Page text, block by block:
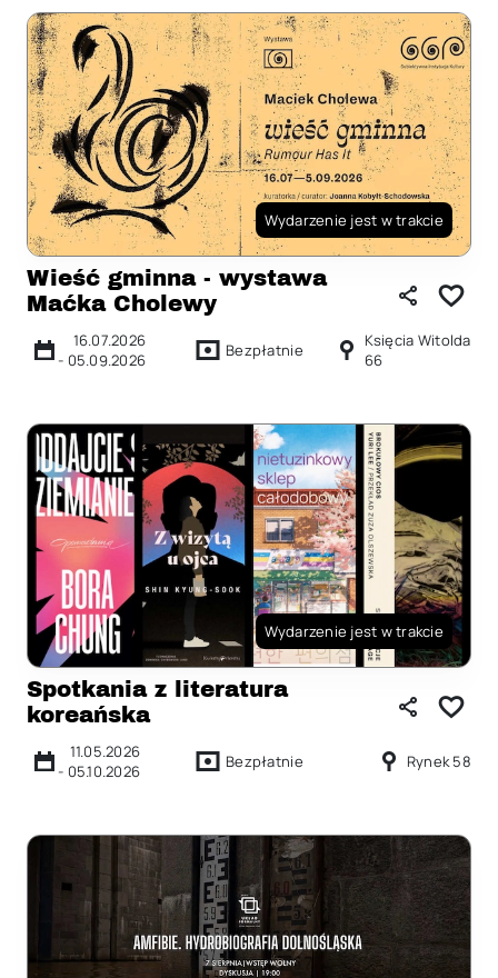
Wydarzenie jest w trakcie
Wieść gminna - wystawa
Maćka Cholewy
16.07.2026
- 05.09.2026 Bezpłatnie
Księcia Witolda
66
Wydarzenie jest w trakcie
Spotkania z literatura
koreańska
11.05.2026
- 05.10.2026 Bezpłatnie Rynek 58